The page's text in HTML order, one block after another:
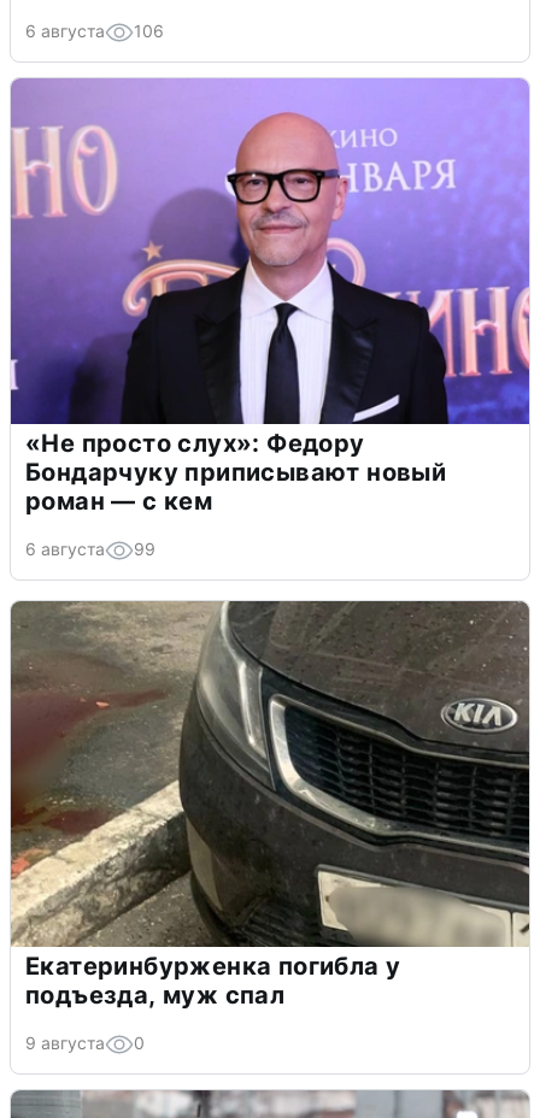
6 августа 106
«Не просто слух»: Федору
Бондарчуку приписывают новый
роман — с кем
6 августа 99
Екатеринбурженка погибла у
подъезда, муж спал
9 августа 0